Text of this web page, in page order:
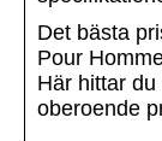
Det bästa
Pour
Här hittar
oberoende